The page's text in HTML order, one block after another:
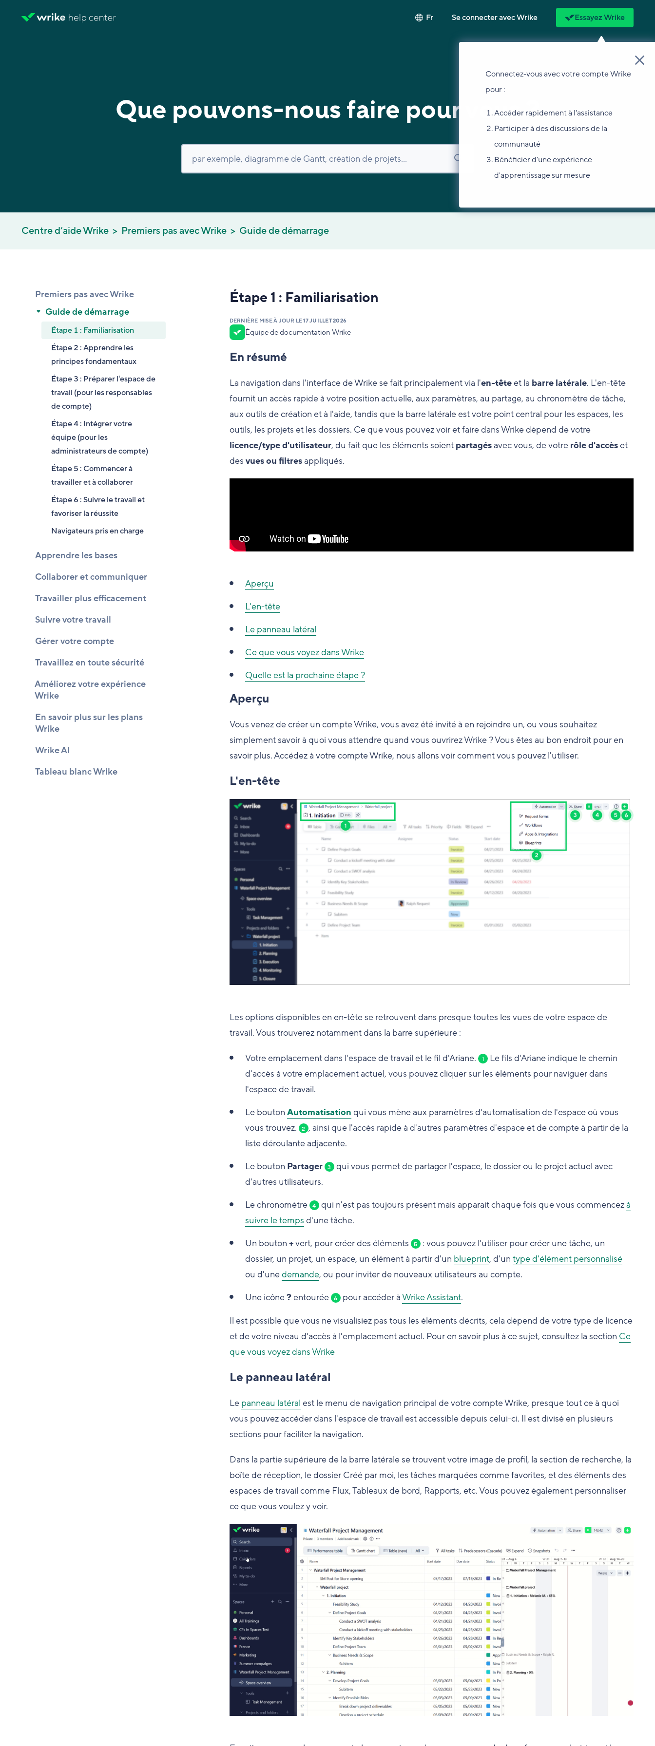
Fr Se connecter avec Wrike Essayez Wrike
Connectez-vous avec votre compte Wrike
pour :
Accéder rapidement à l'assistance
Participer à des discussions de la
communauté
Bénéficier d'une expérience
d'apprentissage sur mesure
Que pouvons-nous faire pour vous ?
Centre d’aide Wrike Premiers pas avec Wrike Guide de démarrage
Premiers pas avec Wrike
Guide de démarrage
Étape 1 : Familiarisation
Étape 2 : Apprendre les
principes fondamentaux
Étape 3 : Préparer l'espace de
travail (pour les responsables
de compte)
Étape 4 : Intégrer votre
équipe (pour les
administrateurs de compte)
Étape 5 : Commencer à
travailler et à collaborer
Étape 6 : Suivre le travail et
favoriser la réussite
Navigateurs pris en charge
Apprendre les bases
Collaborer et communiquer
Travailler plus efficacement
Suivre votre travail
Gérer votre compte
Travaillez en toute sécurité
Améliorez votre expérience
Wrike
En savoir plus sur les plans
Wrike
Wrike AI
Tableau blanc Wrike
Étape 1 : Familiarisation
DERNIÈRE MISE À JOUR LE17 JUILLET 2026
Équipe de documentation Wrike
En résumé
La navigation dans l'interface de Wrike se fait principalement via l'en-têteet la barre latérale. L'en-tête
fournit un accès rapide à votre position actuelle, aux paramètres, au partage, au chronomètre de tâche,
aux outils de création et à l'aide, tandis que la barre latérale est votre point central pour les espaces, les
outils, les projets et les dossiers. Ce que vous pouvez voir et faire dans Wrike dépend de votre
licence/type d'utilisateur, du fait que les éléments soient partagésavec vous, de votre rôle d'accèset
des vues ou filtresappliqués.
Aperçu
L'en-tête
Le panneau latéral
Ce que vous voyez dans Wrike
Quelle est la prochaine étape ?
Aperçu
Vous venez de créer un compte Wrike, vous avez été invité à en rejoindre un, ou vous souhaitez
simplement savoir à quoi vous attendre quand vous ouvrirez Wrike ? Vous êtes au bon endroit pour en
savoir plus. Accédez à votre compte Wrike, nous allons voir comment vous pouvez l'utiliser.
L'en-tête
Les options disponibles en en-tête se retrouvent dans presque toutes les vues de votre espace de
travail. Vous trouverez notamment dans la barre supérieure :
Votre emplacement dans l'espace de travail et le fil d'Ariane. 1 Le fils d'Ariane indique le chemin
d'accès à votre emplacement actuel, vous pouvez cliquer sur les éléments pour naviguer dans
l'espace de travail.
Le bouton Automatisation qui vous mène aux paramètres d'automatisation de l'espace où vous
vous trouvez.
2 , ainsi que l'accès rapide à d'autres paramètres d'espace et de compte à partir de la
liste déroulante adjacente.
Le bouton Partager 3 qui vous permet de partager l'espace, le dossier ou le projet actuel avec
d'autres utilisateurs.
Le chronomètre
4 qui n'est pas toujours présent mais apparait chaque fois que vous commencezà
suivre le temps d'une tâche.
Un bouton +vert, pour créer des éléments 5 : vous pouvez l'utiliser pour créer une tâche, un
dossier, un projet, un espace, un élément à partir d'un blueprint, d'un type d'élément personnalisé
ou d'unedemande, ou pour inviter de nouveaux utilisateurs au compte.
Une icône?entourée 6 pour accéder àWrike Assistant.
Il est possible que vous ne visualisiez pas tous les éléments décrits, cela dépend de votre type de licence
et de votre niveau d'accès à l'emplacement actuel. Pour en savoir plus à ce sujet, consultez la section Ce
que vous voyez dans Wrike
Le panneau latéral
Le panneau latéral est le menu de navigation principal de votre compte Wrike, presque tout ce à quoi
vous pouvez accéder dans l'espace de travail est accessible depuis celui-ci. Il est divisé en plusieurs
sections pour faciliter la navigation.
Dans la partie supérieure de la barre latérale se trouvent votre image de profil, la section de recherche, la
boîte de réception, le dossier Créé par moi, les tâches marquées comme favorites, et des éléments des
espaces de travail comme Flux, Tableaux de bord, Rapports, etc. Vous pouvez également personnaliser
ce que vous voulez y voir.